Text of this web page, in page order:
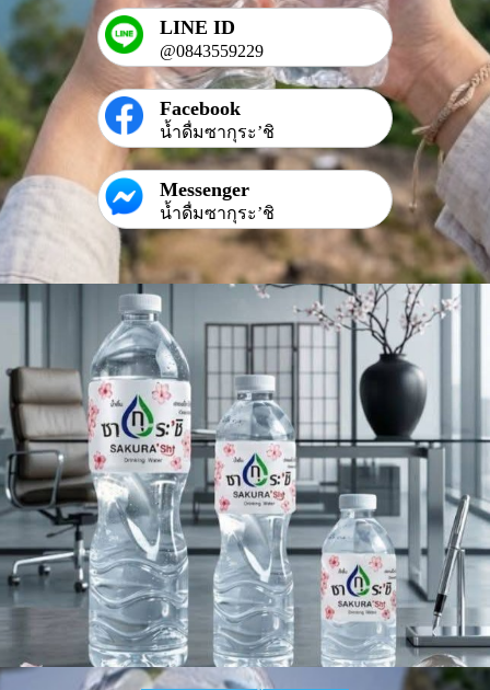
LINE ID
@0843559229
Facebook
น้ำดื่มซากุระ’ชิ
Messenger
น้ำดื่มซากุระ’ชิ